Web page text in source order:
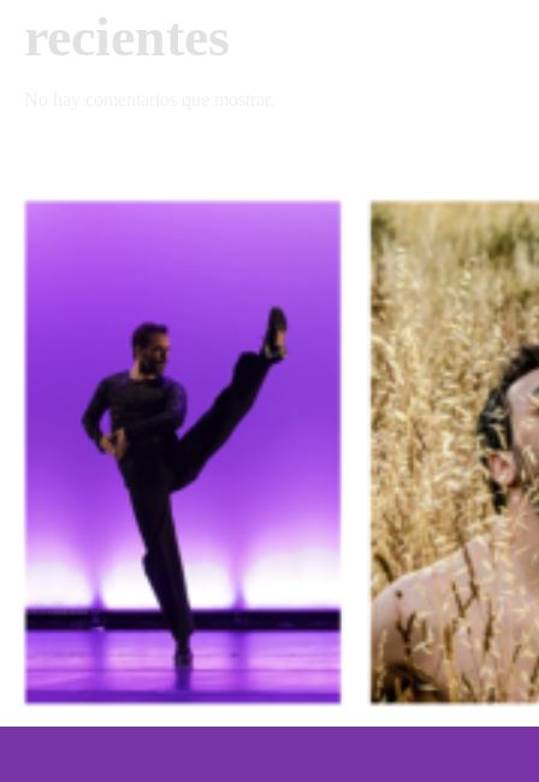
recientes